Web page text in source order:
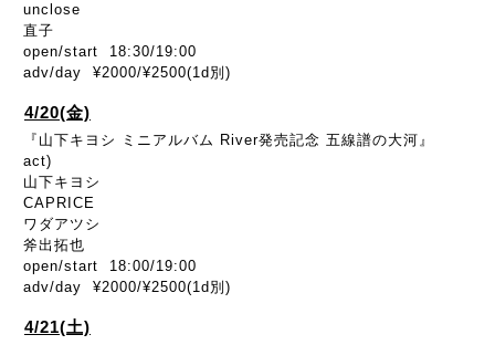
unclose
直子
open/start 18:30/19:00
adv/day ¥2000/¥2500(1d別)
4/20(金)
『山下キヨシ ミニアルバム River発売記念 五線譜の大河』
act)
山下キヨシ
CAPRICE
ワダアツシ
斧出拓也
open/start 18:00/19:00
adv/day ¥2000/¥2500(1d別)
4/21(土)